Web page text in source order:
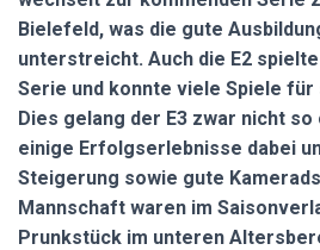
Bielefeld, was die gute
unterstreicht. Auch die E2
Serie und konnte viele Spiele
Dies gelang der E3 zwar nicht
einige Erfolgserlebnisse dabei
Steigerung sowie gute
Mannschaft waren im
Prunkstück im unteren